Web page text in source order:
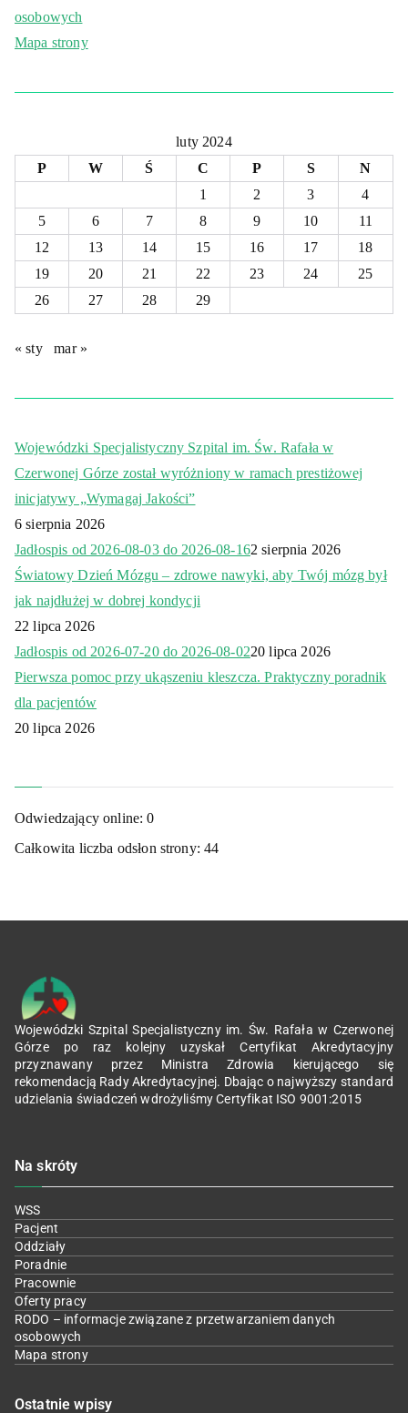
osobowych
Mapa strony
luty 2024
P
W Ś C P S
N
1
2 3
4
5
6 7 8 9 10
11
12
13 14 15 16 17
18
19
20 21 22 23 24
25
26
27 28 29
« sty mar »
Wojewódzki Specjalistyczny Szpital im. Św. Rafała w
Czerwonej Górze został wyróżniony w ramach prestiżowej
inicjatywy „Wymagaj Jakości”
6 sierpnia 2026
Jadłospis od 2026-08-03 do 2026-08-162 sierpnia 2026
Światowy Dzień Mózgu – zdrowe nawyki, aby Twój mózg był
jak najdłużej w dobrej kondycji
22 lipca 2026
Jadłospis od 2026-07-20 do 2026-08-0220 lipca 2026
Pierwsza pomoc przy ukąszeniu kleszcza. Praktyczny poradnik
dla pacjentów
20 lipca 2026
Odwiedzający online:0
Całkowita liczba odsłon strony:44
Wojewódzki Szpital Specjalistyczny im. Św. Rafała w Czerwonej
Górze po raz kolejny uzyskał Certyfikat Akredytacyjny
przyznawany przez Ministra Zdrowia kierującego się
rekomendacją Rady Akredytacyjnej. Dbając o najwyższy standard
udzielania świadczeń wdrożyliśmy Certyfikat ISO 9001:2015
Na skróty
WSS
Pacjent
Oddziały
Poradnie
Pracownie
Oferty pracy
RODO – informacje związane z przetwarzaniem danych
osobowych
Mapa strony
Ostatnie wpisy